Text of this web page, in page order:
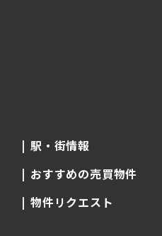
駅・街情報
おすすめの売買物件
物件リクエスト